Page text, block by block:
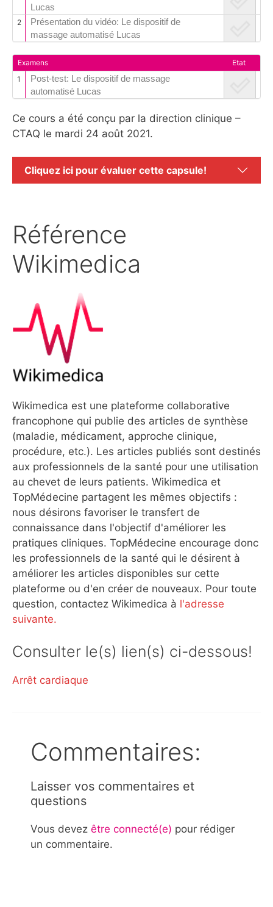
Lucas
2
Présentation du vidéo: Le dispositif de
massage automatisé Lucas
Examens
Etat
1
Post-test: Le dispositif de massage
automatisé Lucas
Ce cours a été conçu par la direction clinique –
CTAQ le mardi 24 août 2021.
Cliquez ici pour évaluer cette capsule!
Référence
Wikimedica
Wikimedica est une plateforme collaborative
francophone qui publie des articles de synthèse
(maladie, médicament, approche clinique,
procédure, etc.). Les articles publiés sont destinés
aux professionnels de la santé pour une utilisation
au chevet de leurs patients. Wikimedica et
TopMédecine partagent les mêmes objectifs :
nous désirons favoriser le transfert de
connaissance dans l'objectif d'améliorer les
pratiques cliniques. TopMédecine encourage donc
les professionnels de la santé qui le désirent à
améliorer les articles disponibles sur cette
plateforme ou d'en créer de nouveaux. Pour toute
question, contactez Wikimedica à l'adresse
suivante.
Consulter le(s) lien(s) ci-dessous!
Arrêt cardiaque
Commentaires:
Laisser vos commentaires et
questions
Vous devez être connecté(e) pour rédiger
un commentaire.